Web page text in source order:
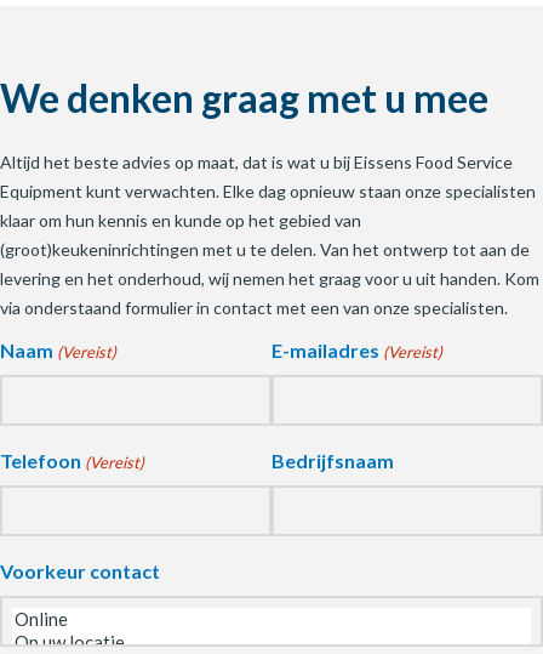
We denken graag met u mee
Altijd het beste advies op maat, dat is wat u bij Eissens Food Service
Equipment kunt verwachten. Elke dag opnieuw staan onze specialisten
klaar om hun kennis en kunde op het gebied van
(groot)keukeninrichtingen met u te delen. Van het ontwerp tot aan de
levering en het onderhoud, wij nemen het graag voor u uit handen. Kom
via onderstaand formulier in contact met een van onze specialisten.
Naam (Vereist) E-mailadres (Vereist)
Telefoon (Vereist) Bedrijfsnaam
Voorkeur contact